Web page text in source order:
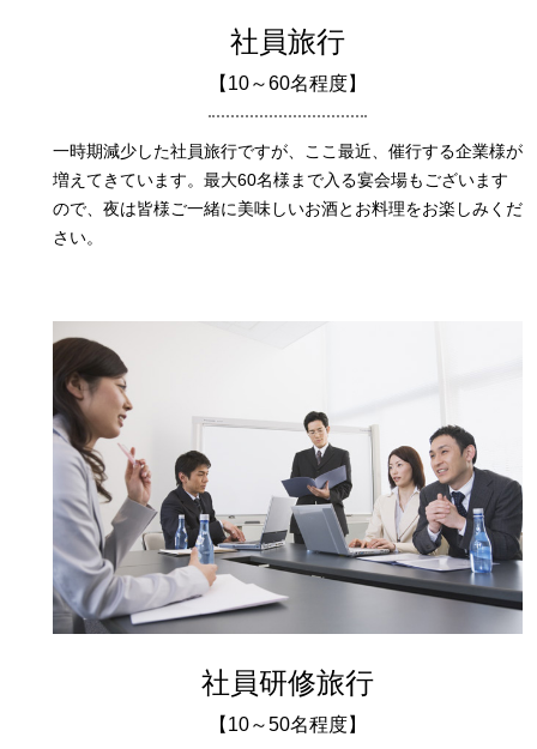
社員旅行
【10～60名程度】
一時期減少した社員旅行ですが、ここ最近、催行する企業様が
増えてきています。最大60名様まで入る宴会場もございます
ので、夜は皆様ご一緒に美味しいお酒とお料理をお楽しみくだ
さい。
社員研修旅行
【10～50名程度】